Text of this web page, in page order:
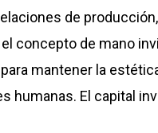
de
concepto de mano
mantener la
humanas. El capital